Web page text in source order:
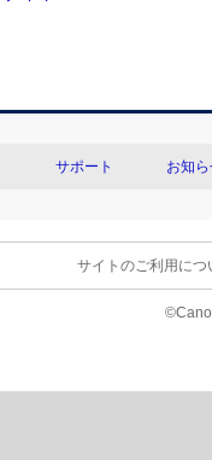
サポート お知
サイトのご利用につ